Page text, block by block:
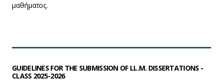
μαθήματος.
GUIDELINES FOR THE SUBMISSION OF LL.M. DISSERTATIONS -
CLASS 2025-2026